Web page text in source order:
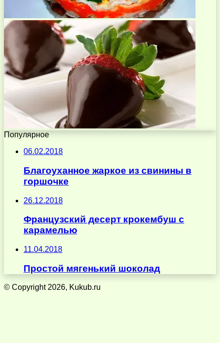
Популярное
06.02.2018
Благоуханное жаркое из свинины в
горшочке
26.12.2018
Французский десерт крокембуш с
карамелью
11.04.2018
Простой мягенький шоколад
© Copyright 2026, Kukub.ru